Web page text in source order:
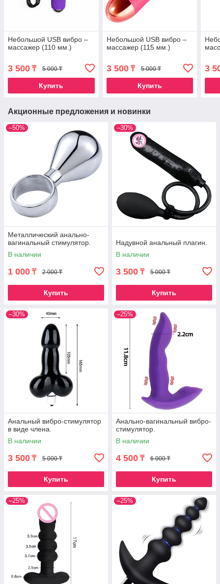
Небольшой USB вибро –
массажер (110 мм.)
3 500 ₸ 5 000 ₸
Купить
Небольшой USB вибро –
массажер (115 мм.)
3 500₸ 5 000 ₸
Купить
3
Акционные предложения и новинки
–50%
Металлический анально-
вагинальный стимулятор.
В наличии
1 000 ₸ 2 000 ₸
Купить
–30%
Надувной анальный плагин.
В наличии
3 500 ₸ 5 000 ₸
Купить
–30%
Анальный вибро-стимулятор
в виде члена.
В наличии
3 500 ₸ 5 000 ₸
Купить
–25%
Анально-вагинальный вибро-
стимулятор.
В наличии
4 500 ₸ 6 000 ₸
Купить
–25% –25%